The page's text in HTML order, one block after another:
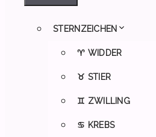
STERNZEICHEN
♈ WIDDER
♉ STIER
♊ ZWILLING
♋ KREBS